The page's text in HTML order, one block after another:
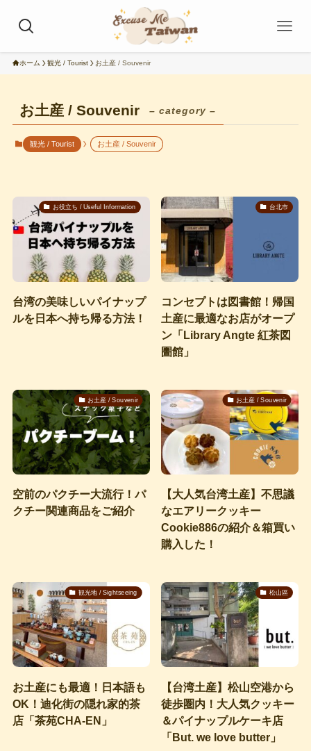
ホーム 観光 / Tourist お土産 / Souvenir
お土産 / Souvenir – category –
観光 / Tourist お土産 / Souvenir
お役立ち / Useful Information
台湾の美味しいパイナップ
ルを日本へ持ち帰る方法！
台北市
コンセプトは図書館！帰国
土産に最適なお店がオープ
ン「Library Angte 紅茶図
圕館」
お土産 / Souvenir
空前のパクチー大流行！パ
クチー関連商品をご紹介
お土産 / Souvenir
【大人気台湾土産】不思議
なエアリークッキー
Cookie886の紹介＆箱買い
購入した！
観光地 / Sightseeing
お土産にも最適！日本語も
OK！迪化街の隠れ家的茶
店「茶苑CHA-EN」
松山區
【台湾土産】松山空港から
徒歩圏内！大人気クッキー
＆パイナップルケーキ店
「But. we love butter」